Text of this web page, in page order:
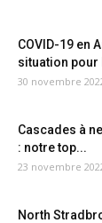
COVID-19 en
situation pour
30 novembre
Cascades à
: notre top...
23 novembre
North